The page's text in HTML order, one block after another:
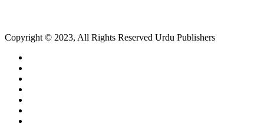
Copyright © 2023, All Rights Reserved Urdu Publishers